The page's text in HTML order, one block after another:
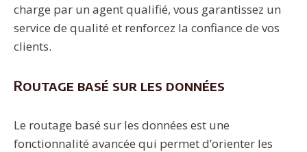
charge par un agent qualifié, vous garantissez un
service de qualité et renforcez la confiance de vos
clients.
Routage basé sur les données
Le routage basé sur les données est une
fonctionnalité avancée qui permet d’orienter les